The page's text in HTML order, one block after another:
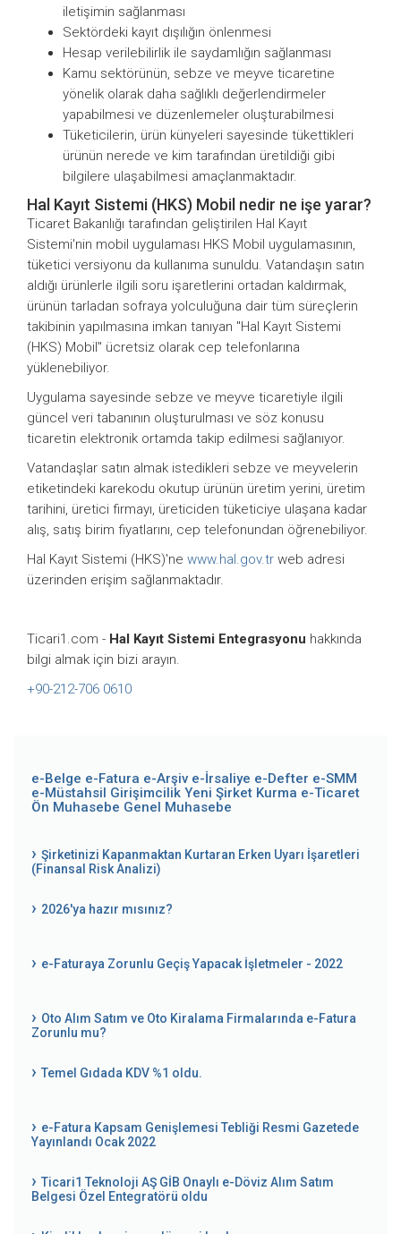
iletişimin sağlanması
Sektördeki kayıt dışılığın önlenmesi
Hesap verilebilirlik ile saydamlığın sağlanması
Kamu sektörünün, sebze ve meyve ticaretine
yönelik olarak daha sağlıklı değerlendirmeler
yapabilmesi ve düzenlemeler oluşturabilmesi
Tüketicilerin, ürün künyeleri sayesinde tükettikleri
ürünün nerede ve kim tarafından üretildiği gibi
bilgilere ulaşabilmesi amaçlanmaktadır.
Hal Kayıt Sistemi (HKS) Mobil nedir ne işe yarar?
Ticaret Bakanlığı tarafından geliştirilen Hal Kayıt
Sistemi'nin mobil uygulaması HKS Mobil uygulamasının,
tüketici versiyonu da kullanıma sunuldu. Vatandaşın satın
aldığı ürünlerle ilgili soru işaretlerini ortadan kaldırmak,
ürünün tarladan sofraya yolculuğuna dair tüm süreçlerin
takibinin yapılmasına imkan tanıyan "Hal Kayıt Sistemi
(HKS) Mobil" ücretsiz olarak cep telefonlarına
yüklenebiliyor.
Uygulama sayesinde sebze ve meyve ticaretiyle ilgili
güncel veri tabanının oluşturulması ve söz konusu
ticaretin elektronik ortamda takip edilmesi sağlanıyor.
Vatandaşlar satın almak istedikleri sebze ve meyvelerin
etiketindeki karekodu okutup ürünün üretim yerini, üretim
tarihini, üretici firmayı, üreticiden tüketiciye ulaşana kadar
alış, satış birim fiyatlarını, cep telefonundan öğrenebiliyor.
Hal Kayıt Sistemi (HKS)'ne www.hal.gov.tr web adresi
üzerinden erişim sağlanmaktadır.
Ticari1.com - Hal Kayıt Sistemi Entegrasyonu hakkında
bilgi almak için bizi arayın.
+90-212-706 0610
e-Belge e-Fatura e-Arşiv e-İrsaliye e-Defter e-SMM
e-Müstahsil Girişimcilik Yeni Şirket Kurma e-Ticaret
Ön Muhasebe Genel Muhasebe
Şirketinizi Kapanmaktan Kurtaran Erken Uyarı İşaretleri
(Finansal Risk Analizi)
2026'ya hazır mısınız?
e-Faturaya Zorunlu Geçiş Yapacak İşletmeler - 2022
Oto Alım Satım ve Oto Kiralama Firmalarında e-Fatura
Zorunlu mu?
Temel Gıdada KDV %1 oldu.
e-Fatura Kapsam Genişlemesi Tebliği Resmi Gazetede
Yayınlandı Ocak 2022
Ticari1 Teknoloji AŞ GİB Onaylı e-Döviz Alım Satım
Belgesi Özel Entegratörü oldu